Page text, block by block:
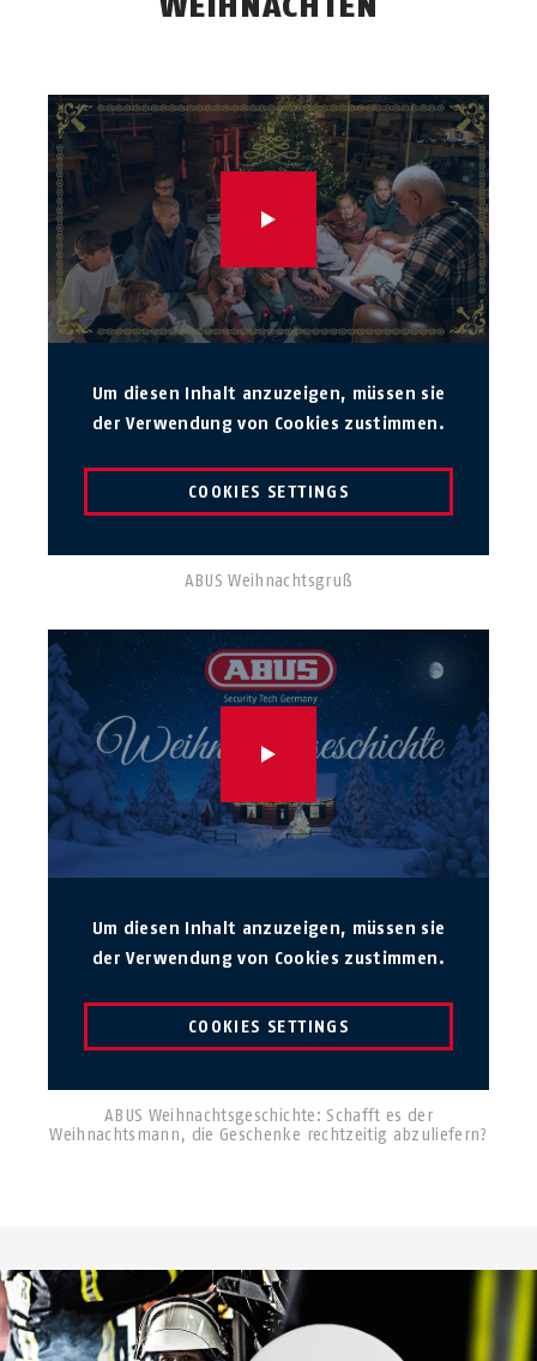
Um diesen Inhalt anzuzeigen, müssen sie
der Verwendung von Cookies zustimmen.
COOKIES SETTINGS
ABUS Weihnachtsgruß
Um diesen Inhalt anzuzeigen, müssen sie
der Verwendung von Cookies zustimmen.
COOKIES SETTINGS
ABUS Weihnachtsgeschichte: Schafft es der
Weihnachtsmann, die Geschenke rechtzeitig abzuliefern?